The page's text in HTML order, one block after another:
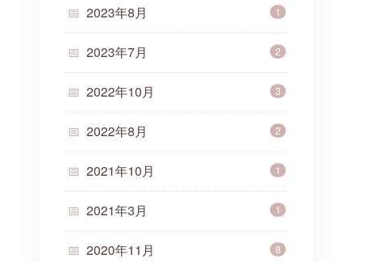
2023年8月 1
2023年7月 2
2022年10月 3
2022年8月 2
2021年10月 1
2021年3月 1
2020年11月 8